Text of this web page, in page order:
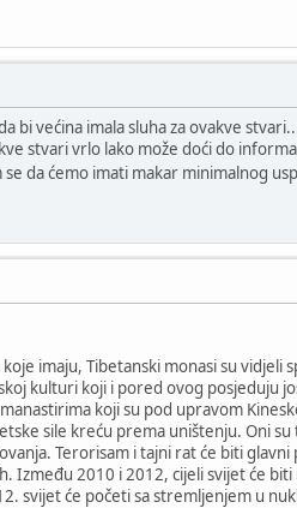
bi većina imala sluha za ovakve
stvari vrlo lako može doći do
se da ćemo imati makar minimalnog
imaju, Tibetanski monasi su
kulturi koji i pored ovog posjeduju
koji su pod upravom
sile kreću prema uništenju. Oni
Terorisam i tajni rat će biti
Između 2010 i 2012, cijeli svijet će
svijet će početi sa stremljenjem u